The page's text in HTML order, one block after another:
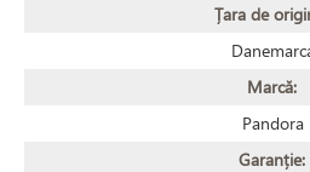
Țara de
Marcă:
Pandora
Garanție: